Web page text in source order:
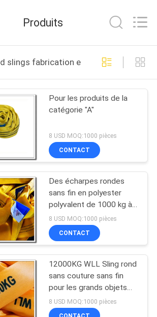
Produits
slings fabrication en ligne
Pour les produits de la
catégorie "A"
8 USD MOQ:1000 pièces
CONTACT
Des écharpes rondes
sans fin en polyester
polyvalent de 1000 kg à
100 000 kg
8 USD MOQ:1000 pièces
CONTACT
12000KG WLL Sling rond
sans couture sans fin
pour les grands objets
résistant aux UV
8 USD MOQ:1000 pièces